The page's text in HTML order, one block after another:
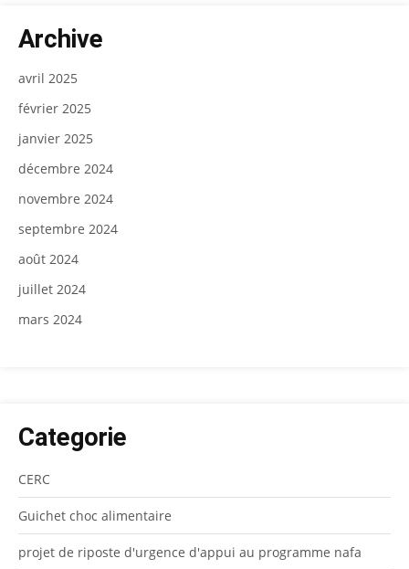
Archive
avril 2025
février 2025
janvier 2025
décembre 2024
novembre 2024
septembre 2024
août 2024
juillet 2024
mars 2024
Categorie
CERC
Guichet choc alimentaire
projet de riposte d'urgence d'appui au programme nafa